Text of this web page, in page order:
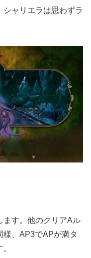
シャリエラは思わずラ
ます。他のクリアAル
様、AP3でAPが満タ